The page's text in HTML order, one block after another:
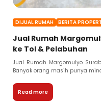
DIJUAL RUMAH BERITA
Jual Rumah
ke Tol & Pelabuhan
Jual Rumah Margomulyo
Banyak orang masih punya
Read more